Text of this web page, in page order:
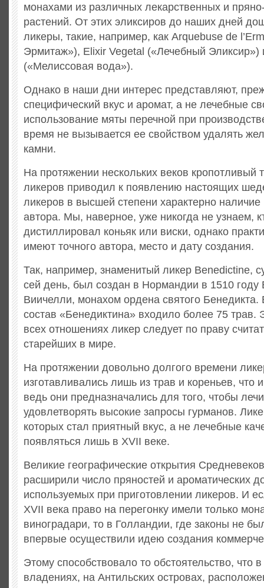
монахами из различных лекарственных и
растений. От этих эликсиров до наших дней
ликеры, такие, например, как Arquebuse de
Эрмитаж»), Elixir Vegetal («Лечебный Эликсир»)
(«Мелиссовая вода»).
Однако в наши дни интерес представляют,
специфический вкус и аромат, а не лечебные
использование мяты перечной при
время не вызывается ее свойством удалять
камни.
На протяжении нескольких веков кропотливый
ликеров приводил к появлению настоящих
ликеров в высшей степени характерно наличие
автора. Мы, наверное, уже никогда не узнаем,
дистиллировал коньяк или виски, однако
имеют точного автора, место и дату создания.
Так, например, знаменитый ликер Benedictine,
сей день, был создан в Нормандии в 1510 году
Виичелли, монахом ордена святого Бенедикта.
состав «Бенедиктина» входило более 75 трав.
всех отношениях ликер следует по праву
старейших в мире.
На протяжении довольно долгого времени
изготавливались лишь из трав и кореньев, что
ведь они предназначались для того, чтобы
удовлетворять высокие запросы гурманов.
которых стал приятный вкус, а не лечебные
появляться лишь в XVII веке.
Великие географические открытия
расширили число пряностей и ароматических
используемых при приготовлении ликеров. И
XVII века право на перегонку имели только
виноградари, то в Голландии, где законы не
впервые осуществили идею создания
Этому способствовало то обстоятельство, что
владениях, на Антильских островах,